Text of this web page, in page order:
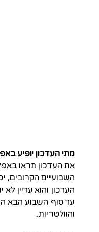
מתי העדכון יופיע
את העדכון תראו
השבועיים הקרובים,
העדכון והוא עדיין
עד סוף השבוע הבא
והוולטריות.